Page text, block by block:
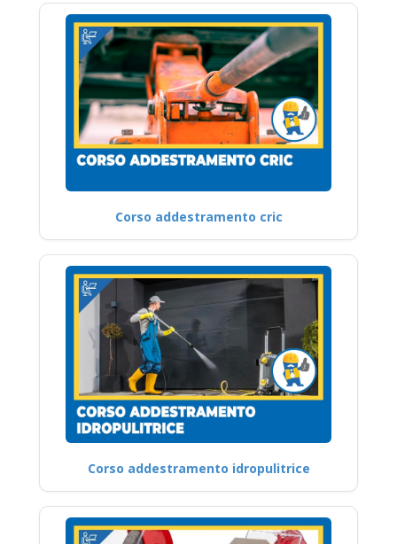
Corso addestramento cric
Corso addestramento idropulitrice